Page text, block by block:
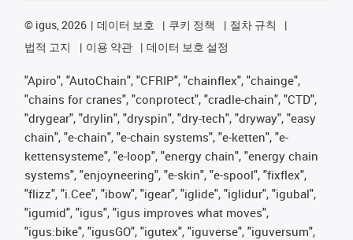
© igus, 2026 데이터 보호 쿠키 정책
절차 규칙
법적 고지
이용 약관 데이터 보호 설정
"Apiro", "AutoChain", "CFRIP", "chainflex", "chainge",
"chains for cranes", "conprotect", "cradle-chain", "CTD",
"drygear", "drylin", "dryspin", "dry-tech", "dryway", "easy
chain", "e-chain", "e-chain systems", "e-ketten", "e-
kettensysteme", "e-loop", "energy chain", "energy chain
systems", "enjoyneering", "e-skin", "e-spool", "fixflex",
"flizz", "i.Cee", "ibow", "igear", "iglide", "iglidur", "igubal",
"igumid", "igus", "igus improves what moves",
"igus:bike", "igusGO", "igutex", "iguverse", "iguversum",